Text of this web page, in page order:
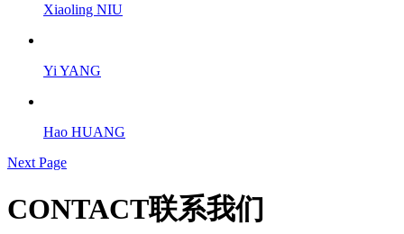
Xiaoling NIU
Yi YANG
Hao HUANG
Next Page
CONTACT联系我们